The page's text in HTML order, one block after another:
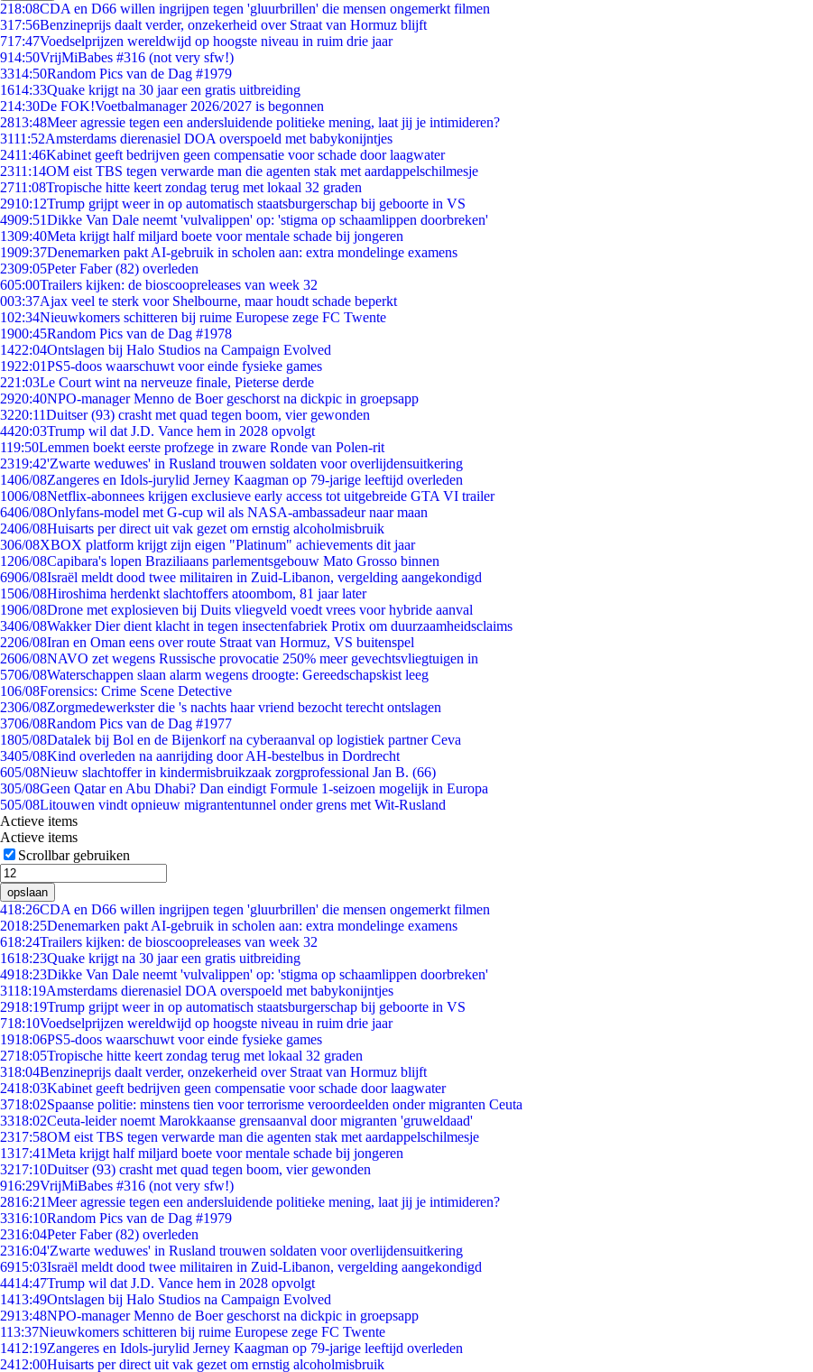
218:08CDA en D66 willen ingrijpen tegen 'gluurbrillen' die mensen ongemerkt filmen
317:56Benzineprijs daalt verder, onzekerheid over Straat van Hormuz blijft
717:47Voedselprijzen wereldwijd op hoogste niveau in ruim drie jaar
914:50VrijMiBabes #316 (not very sfw!)
3314:50Random Pics van de Dag #1979
1614:33Quake krijgt na 30 jaar een gratis uitbreiding
214:30De FOK!Voetbalmanager 2026/2027 is begonnen
2813:48Meer agressie tegen een andersluidende politieke mening, laat jij je intimideren?
3111:52Amsterdams dierenasiel DOA overspoeld met babykonijntjes
2411:46Kabinet geeft bedrijven geen compensatie voor schade door laagwater
2311:14OM eist TBS tegen verwarde man die agenten stak met aardappelschilmesje
2711:08Tropische hitte keert zondag terug met lokaal 32 graden
2910:12Trump grijpt weer in op automatisch staatsburgerschap bij geboorte in VS
4909:51Dikke Van Dale neemt 'vulvalippen' op: 'stigma op schaamlippen doorbreken'
1309:40Meta krijgt half miljard boete voor mentale schade bij jongeren
1909:37Denemarken pakt AI-gebruik in scholen aan: extra mondelinge examens
2309:05Peter Faber (82) overleden
605:00Trailers kijken: de bioscoopreleases van week 32
003:37Ajax veel te sterk voor Shelbourne, maar houdt schade beperkt
102:34Nieuwkomers schitteren bij ruime Europese zege FC Twente
1900:45Random Pics van de Dag #1978
1422:04Ontslagen bij Halo Studios na Campaign Evolved
1922:01PS5-doos waarschuwt voor einde fysieke games
221:03Le Court wint na nerveuze finale, Pieterse derde
2920:40NPO-manager Menno de Boer geschorst na dickpic in groepsapp
3220:11Duitser (93) crasht met quad tegen boom, vier gewonden
4420:03Trump wil dat J.D. Vance hem in 2028 opvolgt
119:50Lemmen boekt eerste profzege in zware Ronde van Polen-rit
2319:42'Zwarte weduwes' in Rusland trouwen soldaten voor overlijdensuitkering
1406/08Zangeres en Idols-jurylid Jerney Kaagman op 79-jarige leeftijd overleden
1006/08Netflix-abonnees krijgen exclusieve early access tot uitgebreide GTA VI trailer
6406/08Onlyfans-model met G-cup wil als NASA-ambassadeur naar maan
2406/08Huisarts per direct uit vak gezet om ernstig alcoholmisbruik
306/08XBOX platform krijgt zijn eigen "Platinum" achievements dit jaar
1206/08Capibara's lopen Braziliaans parlementsgebouw Mato Grosso binnen
6906/08Israël meldt dood twee militairen in Zuid-Libanon, vergelding aangekondigd
1506/08Hiroshima herdenkt slachtoffers atoombom, 81 jaar later
1906/08Drone met explosieven bij Duits vliegveld voedt vrees voor hybride aanval
3406/08Wakker Dier dient klacht in tegen insectenfabriek Protix om duurzaamheidsclaims
2206/08Iran en Oman eens over route Straat van Hormuz, VS buitenspel
2606/08NAVO zet wegens Russische provocatie 250% meer gevechtsvliegtuigen in
5706/08Waterschappen slaan alarm wegens droogte: Gereedschapskist leeg
106/08Forensics: Crime Scene Detective
2306/08Zorgmedewerkster die 's nachts haar vriend bezocht terecht ontslagen
3706/08Random Pics van de Dag #1977
1805/08Datalek bij Bol en de Bijenkorf na cyberaanval op logistiek partner Ceva
3405/08Kind overleden na aanrijding door AH-bestelbus in Dordrecht
605/08Nieuw slachtoffer in kindermisbruikzaak zorgprofessional Jan B. (66)
305/08Geen Qatar en Abu Dhabi? Dan eindigt Formule 1-seizoen mogelijk in Europa
505/08Litouwen vindt opnieuw migrantentunnel onder grens met Wit-Rusland
Actieve items
Actieve items
Scrollbar gebruiken
opslaan
418:26CDA en D66 willen ingrijpen tegen 'gluurbrillen' die mensen ongemerkt filmen
2018:25Denemarken pakt AI-gebruik in scholen aan: extra mondelinge examens
618:24Trailers kijken: de bioscoopreleases van week 32
1618:23Quake krijgt na 30 jaar een gratis uitbreiding
4918:23Dikke Van Dale neemt 'vulvalippen' op: 'stigma op schaamlippen doorbreken'
3118:19Amsterdams dierenasiel DOA overspoeld met babykonijntjes
2918:19Trump grijpt weer in op automatisch staatsburgerschap bij geboorte in VS
718:10Voedselprijzen wereldwijd op hoogste niveau in ruim drie jaar
1918:06PS5-doos waarschuwt voor einde fysieke games
2718:05Tropische hitte keert zondag terug met lokaal 32 graden
318:04Benzineprijs daalt verder, onzekerheid over Straat van Hormuz blijft
2418:03Kabinet geeft bedrijven geen compensatie voor schade door laagwater
3718:02Spaanse politie: minstens tien voor terrorisme veroordeelden onder migranten Ceuta
3318:02Ceuta-leider noemt Marokkaanse grensaanval door migranten 'gruweldaad'
2317:58OM eist TBS tegen verwarde man die agenten stak met aardappelschilmesje
1317:41Meta krijgt half miljard boete voor mentale schade bij jongeren
3217:10Duitser (93) crasht met quad tegen boom, vier gewonden
916:29VrijMiBabes #316 (not very sfw!)
2816:21Meer agressie tegen een andersluidende politieke mening, laat jij je intimideren?
3316:10Random Pics van de Dag #1979
2316:04Peter Faber (82) overleden
2316:04'Zwarte weduwes' in Rusland trouwen soldaten voor overlijdensuitkering
6915:03Israël meldt dood twee militairen in Zuid-Libanon, vergelding aangekondigd
4414:47Trump wil dat J.D. Vance hem in 2028 opvolgt
1413:49Ontslagen bij Halo Studios na Campaign Evolved
2913:48NPO-manager Menno de Boer geschorst na dickpic in groepsapp
113:37Nieuwkomers schitteren bij ruime Europese zege FC Twente
1412:19Zangeres en Idols-jurylid Jerney Kaagman op 79-jarige leeftijd overleden
2412:00Huisarts per direct uit vak gezet om ernstig alcoholmisbruik